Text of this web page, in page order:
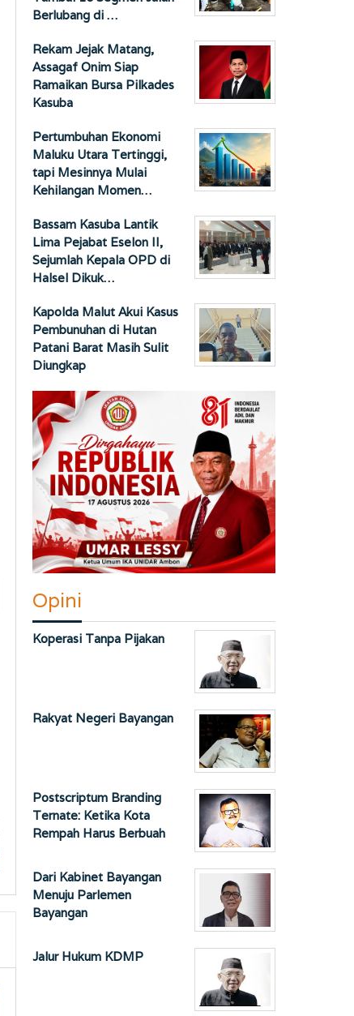
Berlubang di …
Rekam Jejak Matang,
Assagaf Onim Siap
Ramaikan Bursa Pilkades
Kasuba
Pertumbuhan Ekonomi
Maluku Utara Tertinggi,
tapi Mesinnya Mulai
Kehilangan Momen…
Bassam Kasuba Lantik
Lima Pejabat Eselon II,
Sejumlah Kepala OPD di
Halsel Dikuk…
Kapolda Malut Akui Kasus
Pembunuhan di Hutan
Patani Barat Masih Sulit
Diungkap
Opini
Koperasi Tanpa Pijakan
Rakyat Negeri Bayangan
Postscriptum Branding
Ternate: Ketika Kota
Rempah Harus Berbuah
Dari Kabinet Bayangan
Menuju Parlemen
Bayangan
Jalur Hukum KDMP